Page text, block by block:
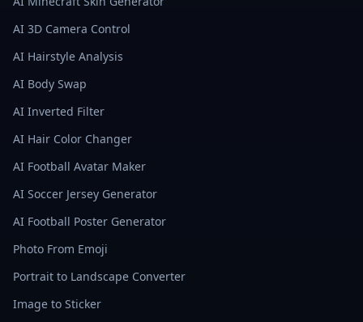
AI 3D Camera Control
AI Hairstyle Analysis
AI Body Swap
AI Inverted Filter
AI Hair Color Changer
AI Football Avatar Maker
AI Soccer Jersey Generator
AI Football Poster Generator
Photo From Emoji
Portrait to Landscape Converter
Image to Sticker